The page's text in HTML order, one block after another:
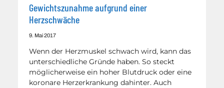
Gewichtszunahme aufgrund einer
Herzschwäche
9. Mai 2017
Wenn der Herzmuskel schwach wird, kann das
unterschiedliche Gründe haben. So steckt
möglicherweise ein hoher Blutdruck oder eine
koronare Herzerkrankung dahinter. Auch